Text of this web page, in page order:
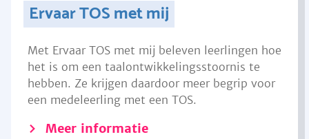
Ervaar TOS met mij
Met Ervaar TOS met mij beleven leerlingen hoe
het is om een taalontwikkelingsstoornis te
hebben. Ze krijgen daardoor meer begrip voor
een medeleerling met een TOS.
Meer informatie